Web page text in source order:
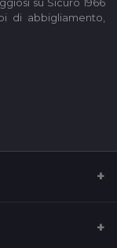
su Sicuro 1966
di abbigliamento,